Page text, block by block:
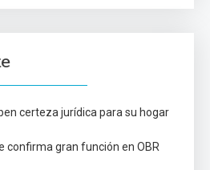
certeza jurídica para su hogar
confirma gran función en OBR